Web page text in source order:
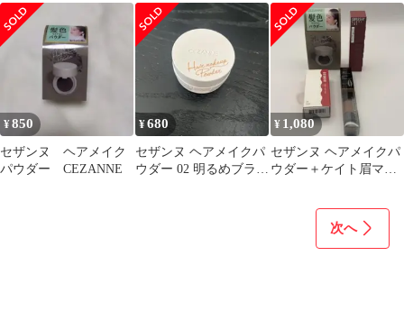
ット おまけ付き
ウン
明るめブラウン&ブラ
シ
¥850
セザンヌ ヘアメイク
パウダー CEZANNE
¥680
セザンヌ ヘアメイクパ
ウダー 02 明るめブラウ
¥ 1,080
セザンヌ ヘアメイクパ
ウダー＋ケイト眉マス
次へ